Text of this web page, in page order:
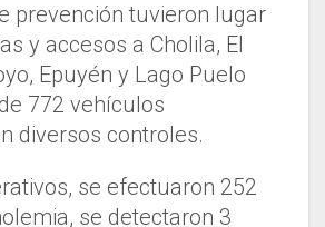
prevención tuvieron lugar
y accesos a Cholila, El
Epuyén y Lago Puelo
772 vehículos
diversos controles.
se efectuaron 252
se detectaron 3